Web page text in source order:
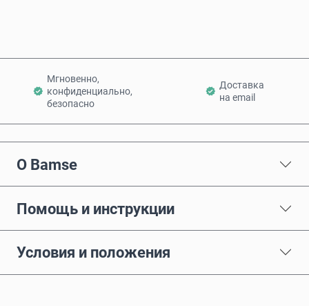
Мгновенно,
конфиденциально,
безопасно
Доставка
на email
О Bamse
Помощь и инструкции
Условия и положения